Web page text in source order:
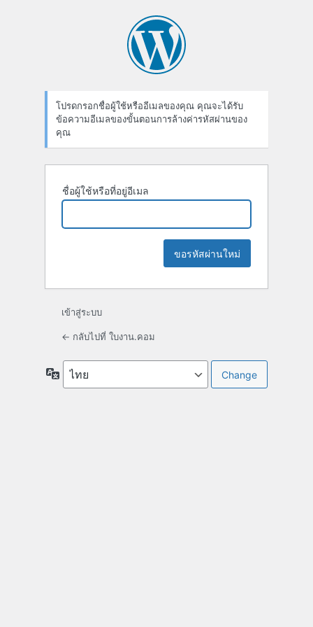
โปรดกรอกชื่อผู้ใช้หรืออีเมลของคุณ คุณจะได้รับ
ข้อความอีเมลของขั้นตอนการล้างค่ารหัสผ่านของ
คุณ
ชื่อผู้ใช้หรือที่อยู่อีเมล
เข้าสู่ระบบ
← กลับไปที่ ใบงาน.คอม
ภาษา